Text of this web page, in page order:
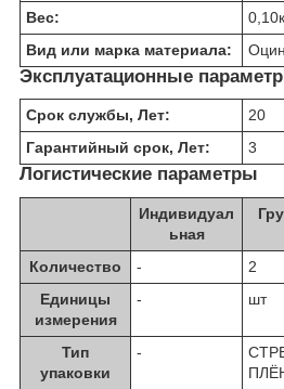
Вес:
0,10
Вид или марка материала:
Эксплуатационные
Срок службы, Лет:
20
Гарантийный срок, Лет:
3
Логистические параметры
Индивидуал
ьная
Количество
- 2
Единицы
измерения
- шт
Тип
упаковки
-